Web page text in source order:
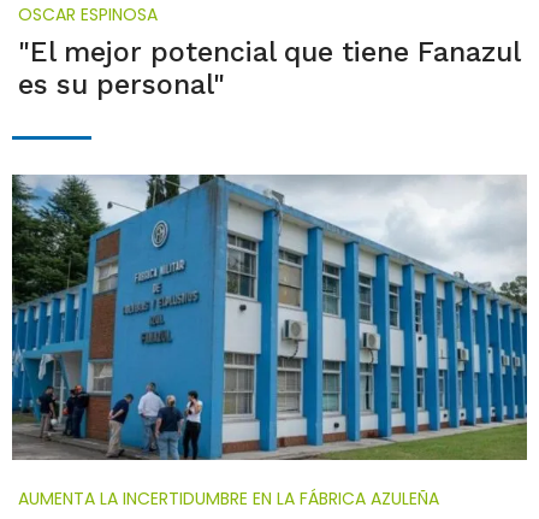
OSCAR ESPINOSA
"El mejor potencial que tiene Fanazul
es su personal"
AUMENTA LA INCERTIDUMBRE EN LA FÁBRICA AZULEÑA